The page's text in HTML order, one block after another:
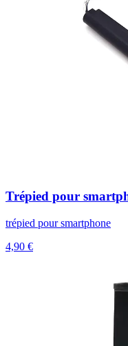
Trépied pour
trépied pour smartphone
4,90 €